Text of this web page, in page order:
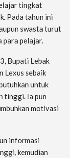
tingkat
Pada tahun ini
swasta turut
para pelajar.
Bupati Lebak
Lexus sebaik
untuk
tinggi. Ia pun
motivasi
informasi
kemudian